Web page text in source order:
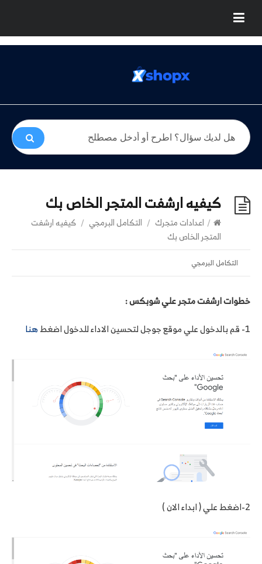
كيفيه ارشفت المتجر الخاص بك
/ اعدادات متجرك / التكامل البرمجي / كيفيه ارشفت
المتجر الخاص بك
التكامل البرمجي
خطوات ارشفت متجر علي شوبكس :
1- قم بالدخول علي موقع جوجل لتحسين الاداء للدخول اضغط
هنا
2-اضغط علي ( ابداء الان )